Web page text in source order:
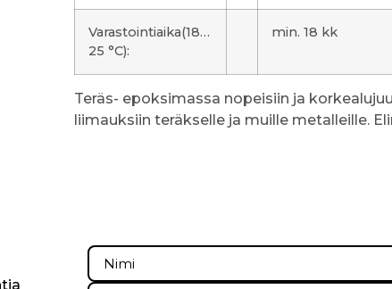
Varastointiaika(18…
25 °C):
min. 18 kk
Teräs- epoksimassa nopeisiin ja
liimauksiin teräkselle ja muille metalleille.